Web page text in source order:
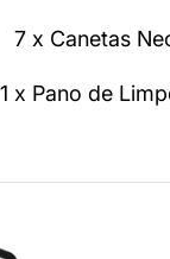
7 x Canetas
1 x Pano de